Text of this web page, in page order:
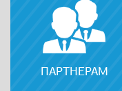
ПАРТНЕРАМ